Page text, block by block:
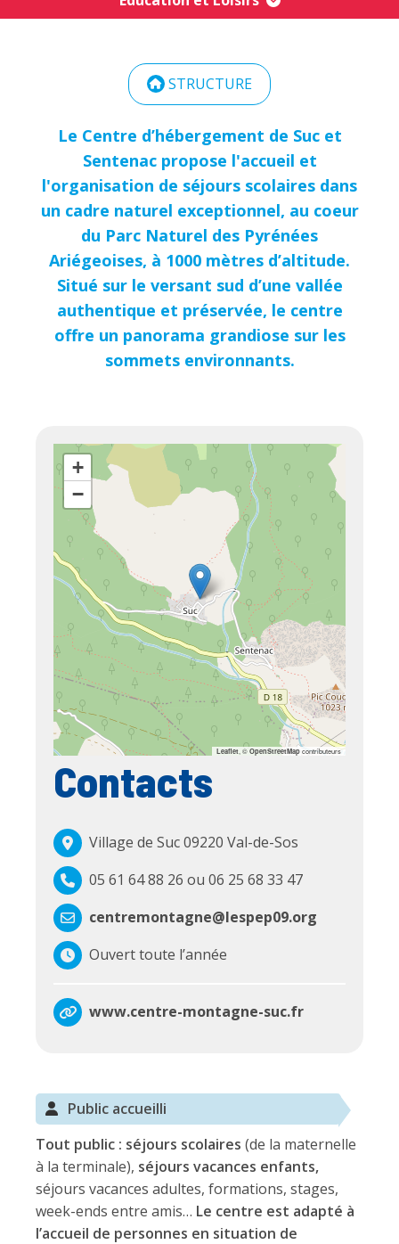
STRUCTURE
Le Centre d’hébergement de Suc et
Sentenac propose l'accueil et
l'organisation de séjours scolaires dans
un cadre naturel exceptionnel, au coeur
du Parc Naturel des Pyrénées
Ariégeoises, à 1000 mètres d’altitude.
Situé sur le versant sud d’une vallée
authentique et préservée, le centre
offre un panorama grandiose sur les
sommets environnants.
Contacts
Village de Suc 09220 Val-de-Sos
05 61 64 88 26 ou 06 25 68 33 47
centremontagne@lespep09.org
Ouvert toute l’année
www.centre-montagne-suc.fr
+
−
Leaflet , © OpenStreetMap contributeurs
Public accueilli
Tout public : séjours scolaires (de la maternelle
à la terminale), séjours vacances enfants,
séjours vacances adultes, formations, stages,
week-ends entre amis… Le centre est adapté à
l’accueil de personnes en situation de